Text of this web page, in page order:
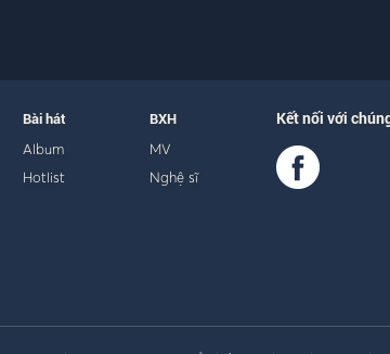
Bài hát
Album
Hotlist
BXH
MV
Nghệ sĩ
Kết nối với